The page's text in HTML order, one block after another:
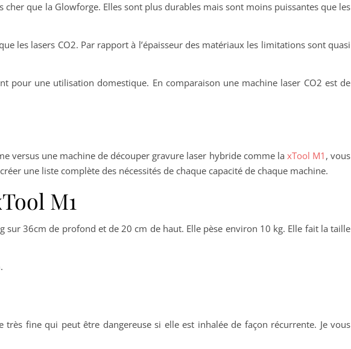
cher que la Glowforge. Elles sont plus durables mais sont moins puissantes que les
les lasers CO2. Par rapport à l’épaisseur des matériaux les limitations sont quasi
pour une utilisation domestique. En comparaison une machine laser CO2 est de
versus une machine de découper gravure laser hybride comme la xTool M1 , vous
une liste complète des nécessités de chaque capacité de chaque machine.
M1
sur 36cm de profond et de 20 cm de haut. Elle pèse environ 10 kg. Elle fait la taille
fine qui peut être dangereuse si elle est inhalée de façon récurrente. Je vous